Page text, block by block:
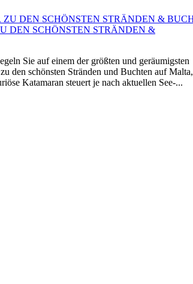
DEN SCHÖNSTEN STRÄNDEN &
Sie auf einem der größten und geräumigsten
den schönsten Stränden und Buchten auf Malta,
Katamaran steuert je nach aktuellen See-...